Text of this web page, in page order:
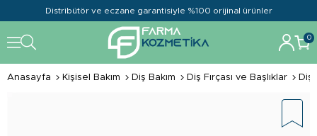
Distribütör ve eczane garantisiyle %100 orijinal ürünler
0
Anasayfa Kişisel Bakım Diş Bakım Diş Fırçası ve Başlıklar Diş